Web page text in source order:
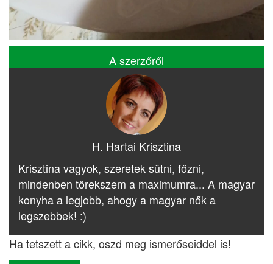
A szerzőről
H. Hartai Krisztina
Krisztina vagyok, szeretek sütni, főzni,
mindenben törekszem a maximumra... A magyar
konyha a legjobb, ahogy a magyar nők a
legszebbek! :)
Ha tetszett a cikk, oszd meg ismerőseiddel is!